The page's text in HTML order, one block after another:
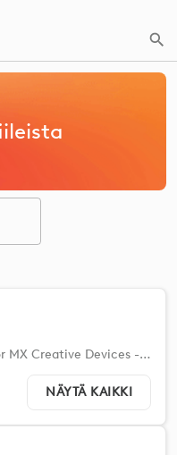
Adobe Photoshop Profiles for MX Creative Devices -profiilit auttavat sinua tekemään asetukset nopeasti, jotta voit tehostaa työnkulkujasi.
NÄYTÄ KAIKKI